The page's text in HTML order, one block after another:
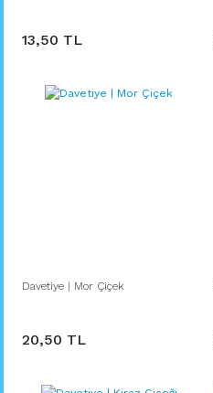
13,50 TL
Davetiye | Mor Çiçek
20,50 TL